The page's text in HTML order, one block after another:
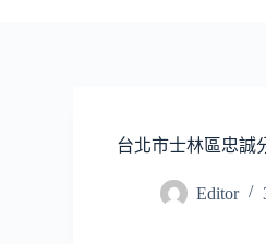
台北市士林區忠誠
Editor